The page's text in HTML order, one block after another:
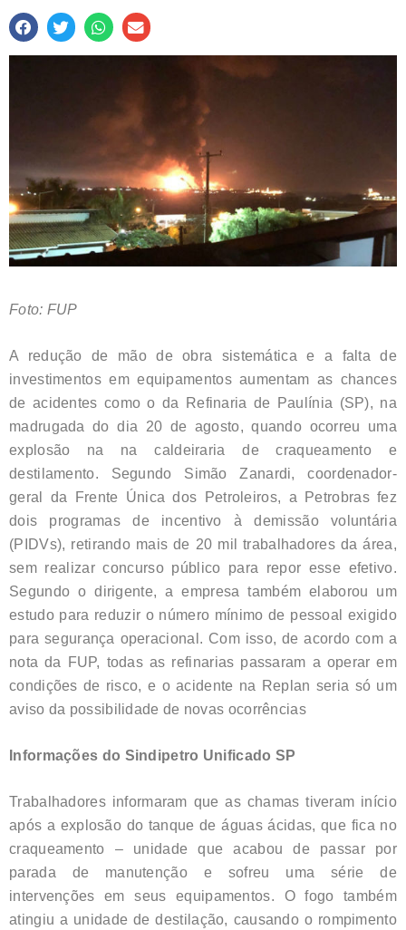
Foto: FUP
A redução de mão de obra sistemática e a falta de
investimentos em equipamentos aumentam as chances
de acidentes como o da Refinaria de Paulínia (SP), na
madrugada do dia 20 de agosto, quando ocorreu uma
explosão na na caldeiraria de craqueamento e
destilamento. Segundo Simão Zanardi, coordenador-
geral da Frente Única dos Petroleiros, a Petrobras fez
dois programas de incentivo à demissão voluntária
(PIDVs), retirando mais de 20 mil trabalhadores da área,
sem realizar concurso público para repor esse efetivo.
Segundo o dirigente, a empresa também elaborou um
estudo para reduzir o número mínimo de pessoal exigido
para segurança operacional. Com isso, de acordo com a
nota da FUP, todas as refinarias passaram a operar em
condições de risco, e o acidente na Replan seria só um
aviso da possibilidade de novas ocorrências
Informações do Sindipetro Unificado SP
Trabalhadores informaram que as chamas tiveram início
após a explosão do tanque de águas ácidas, que fica no
craqueamento – unidade que acabou de passar por
parada de manutenção e sofreu uma série de
intervenções em seus equipamentos. O fogo também
atingiu a unidade de destilação, causando o rompimento